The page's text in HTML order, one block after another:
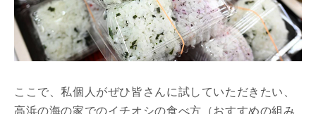
ここで、私個人がぜひ皆さんに試していただきたい、
高浜の海の家でのイチオシの食べ方（おすすめの組み